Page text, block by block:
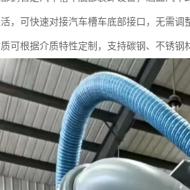
，可快速对接汽车槽车底部接口，无需
可根据介质特性定制，支持碳钢、不锈钢